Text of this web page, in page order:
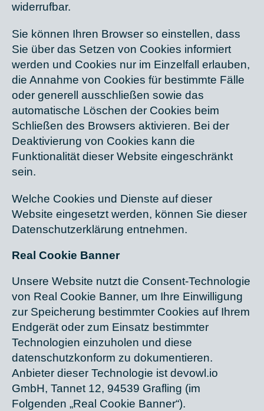
widerrufbar.
Sie können Ihren Browser so einstellen, dass
Sie über das Setzen von Cookies informiert
werden und Cookies nur im Einzelfall erlauben,
die Annahme von Cookies für bestimmte Fälle
oder generell ausschließen sowie das
automatische Löschen der Cookies beim
Schließen des Browsers aktivieren. Bei der
Deaktivierung von Cookies kann die
Funktionalität dieser Website eingeschränkt
sein.
Welche Cookies und Dienste auf dieser
Website eingesetzt werden, können Sie dieser
Datenschutzerklärung entnehmen.
Real Cookie Banner
Unsere Website nutzt die Consent-Technologie
von Real Cookie Banner, um Ihre Einwilligung
zur Speicherung bestimmter Cookies auf Ihrem
Endgerät oder zum Einsatz bestimmter
Technologien einzuholen und diese
datenschutzkonform zu dokumentieren.
Anbieter dieser Technologie ist devowl.io
GmbH, Tannet 12, 94539 Grafling (im
Folgenden „Real Cookie Banner“).